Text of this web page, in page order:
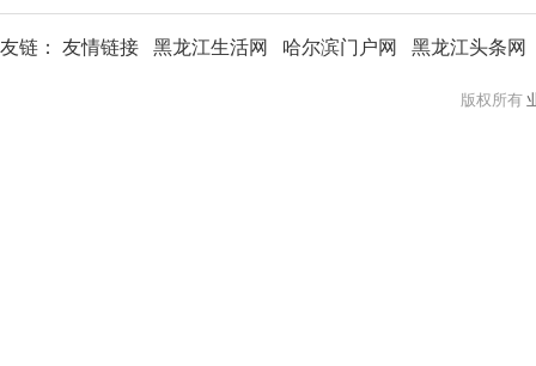
友链： 友情链接 黑龙江生活网 哈尔滨门户网 黑龙江头条网
版权所有